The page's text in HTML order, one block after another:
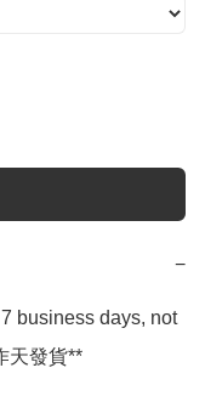
−
business days, not
天發貨**